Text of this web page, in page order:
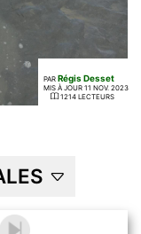
PAR Régis Desset
MIS À JOUR 11 NOV. 2023
1214 LECTEURS